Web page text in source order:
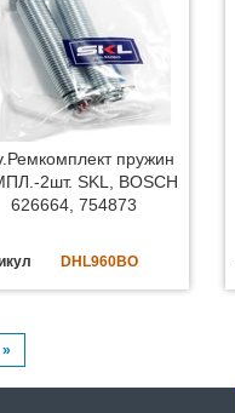
пружин
2шт. SKL, BOSCH
626664, 754873
DHL960BO
»